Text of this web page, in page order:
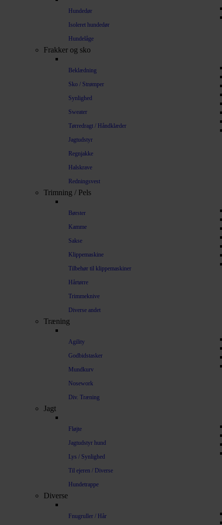
Hundedør
Isoleret hundedør
Hundelåge
Frakker og sko
Beklædning
Sko / Strømper
Synlighed
Sweater
Tørredragt / Håndklæder
Jagtudstyr
Regnjakke
Halskrave
Redningsvest
Trimning / Pels
Børster
Kamme
Sakse
Klippemaskine
Tilbehør til klippemaskiner
Hårtørre
Trimmeknive
Diverse andet
Træning
Agility
Godbidstasker
Mundkurv
Nosework
Div. Træning
Jagt
Fløjte
Jagtudstyr hund
Lys / Synlighed
Til ejeren / Diverse
Hundetrappe
Diverse
Fnugruller / Hår